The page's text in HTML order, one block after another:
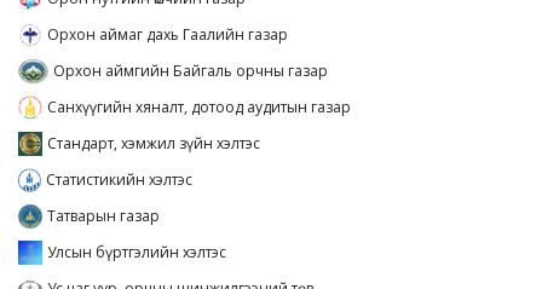
Орхон аймаг дахь Гаалийн газар
Орхон аймгийн Байгаль орчны газар
Санхүүгийн хяналт, дотоод аудитын газар
Стандарт, хэмжил зүйн хэлтэс
Статистикийн хэлтэс
Татварын газар
Улсын бүртгэлийн хэлтэс